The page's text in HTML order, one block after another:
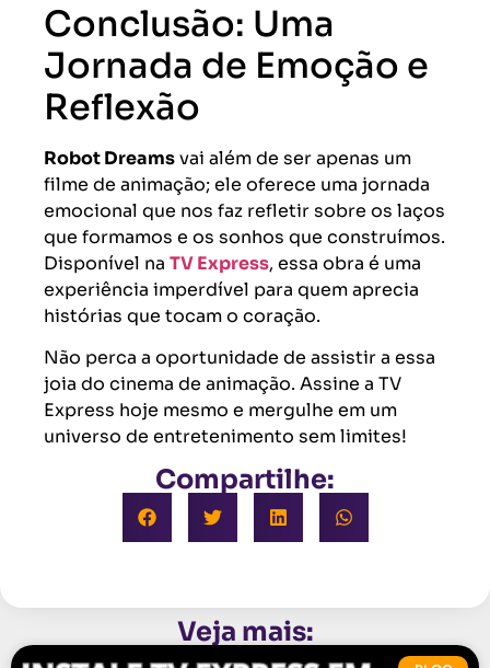
Conclusão: Uma
Jornada de Emoção e
Reflexão
Robot Dreamsvai além de ser apenas um
filme de animação; ele oferece uma jornada
emocional que nos faz refletir sobre os laços
que formamos e os sonhos que construímos.
Disponível na TV Express, essa obra é uma
experiência imperdível para quem aprecia
histórias que tocam o coração.
Não perca a oportunidade de assistir a essa
joia do cinema de animação. Assine a TV
Express hoje mesmo e mergulhe em um
universo de entretenimento sem limites!
Compartilhe:
Veja mais: